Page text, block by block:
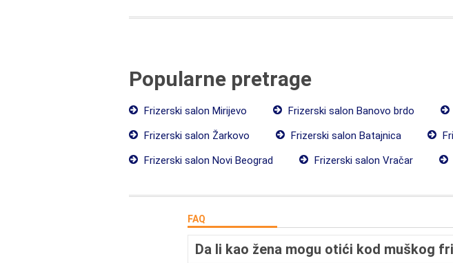
Popularne pretrage
Frizerski salon Mirijevo Frizerski salon Banovo brdo
Frizerski salon Žarkovo
Frizerski salon Batajnica
Frizerski salon Novi Beograd
Frizerski salon Vračar
FAQ
Da li kao žena mogu otići kod muškog